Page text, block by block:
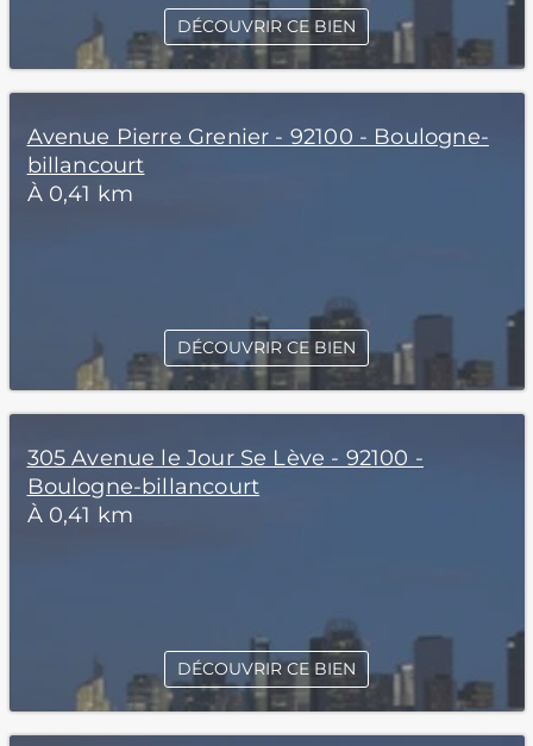
DÉCOUVRIR CE BIEN
Avenue Pierre Grenier - 92100 - Boulogne-
billancourt
À 0,41 km
DÉCOUVRIR CE BIEN
305 Avenue le Jour Se Lève - 92100 -
Boulogne-billancourt
À 0,41 km
DÉCOUVRIR CE BIEN